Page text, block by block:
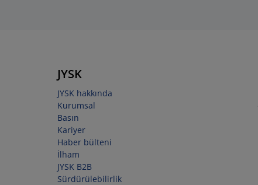
JYSK
JYSK hakkında
Kurumsal
Basın
Kariyer
Haber bülteni
İlham
JYSK B2B
Sürdürülebilirlik